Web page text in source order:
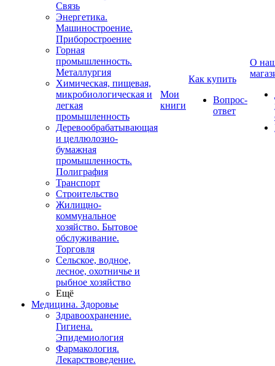
Связь
Энергетика.
Машиностроение.
Приборостроение
Горная
промышленность.
Металлургия
Химическая, пищевая,
микробиологическая и
легкая
промышленность
Деревообрабатывающая
и целлюлозно-
бумажная
промышленность.
Полиграфия
Транспорт
Строительство
Жилищно-
коммунальное
хозяйство. Бытовое
обслуживание.
Торговля
Сельское, водное,
лесное, охотничье и
рыбное хозяйство
Ещё
Медицина. Здоровье
Здравоохранение.
Гигиена.
Эпидемиология
Фармакология.
Лекарствоведение.
Мои
книги
Как купить
Вопрос-
ответ
О